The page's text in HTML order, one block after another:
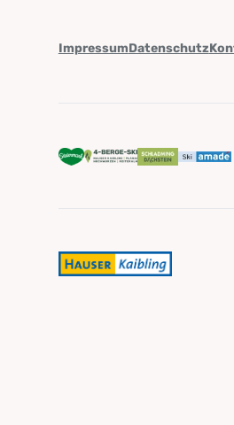
ImpressumDatenschutz